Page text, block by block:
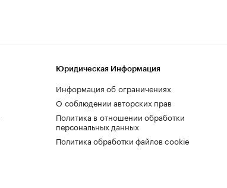
Юридическая Информация
Информация об ограничениях
О соблюдении авторских прав
Политика в отношении обработки
персональных данных
Политика обработки файлов cookie